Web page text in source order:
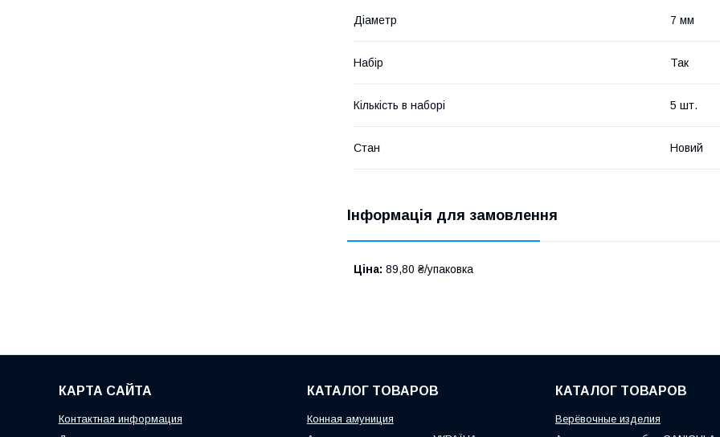
Діаметр 7 мм
Набір Так
Кількість в наборі 5 шт.
Стан Новий
Інформація для замовлення
Ціна: 89,80 ₴/упаковка
КАРТА САЙТА
Контактная информация
КАТАЛОГ ТОВАРОВ
Конная амуниция
КАТАЛОГ ТОВАРОВ
Верёвочные изделия